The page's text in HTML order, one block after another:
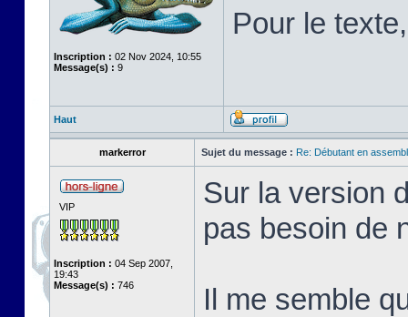
Inscription : 02 Nov 2024, 10:55
Message(s) : 9
Pour le
Haut
markerror Sujet du message : Re: Débutant en
VIP
Inscription : 04 Sep 2007,
19:43
Message(s) : 746
Sur la version
pas besoin de
Il me semble